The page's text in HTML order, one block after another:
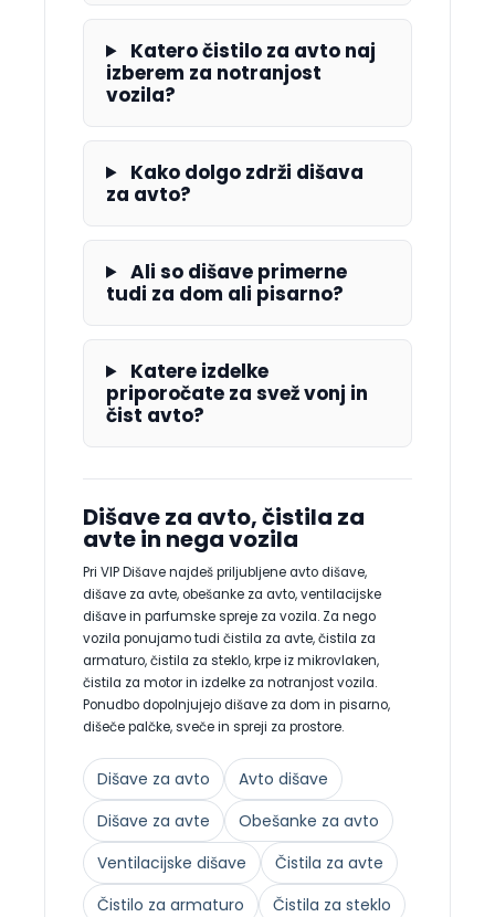
Katero čistilo za avto naj
izberem za notranjost
vozila?
Kako dolgo zdrži dišava
za avto?
Ali so dišave primerne
tudi za dom ali pisarno?
Katere izdelke
priporočate za svež vonj in
čist avto?
Dišave za avto, čistila za
avte in nega vozila
Pri VIP Dišave najdeš priljubljene avto dišave,
dišave za avte, obešanke za avto, ventilacijske
dišave in parfumske spreje za vozila. Za nego
vozila ponujamo tudi čistila za avte, čistila za
armaturo, čistila za steklo, krpe iz mikrovlaken,
čistila za motor in izdelke za notranjost vozila.
Ponudbo dopolnjujejo dišave za dom in pisarno,
dišeče palčke, sveče in spreji za prostore.
Dišave za avto
Avto dišave
Dišave za avte
Obešanke za avto
Ventilacijske dišave
Čistila za avte
Čistilo za armaturo
Čistila za steklo